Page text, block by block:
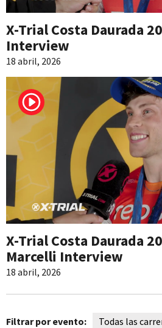
X-Trial Costa Daurada
Interview
18 abril, 2026
X-Trial Costa Daurada
Marcelli Interview
18 abril, 2026
Filtrar por evento: